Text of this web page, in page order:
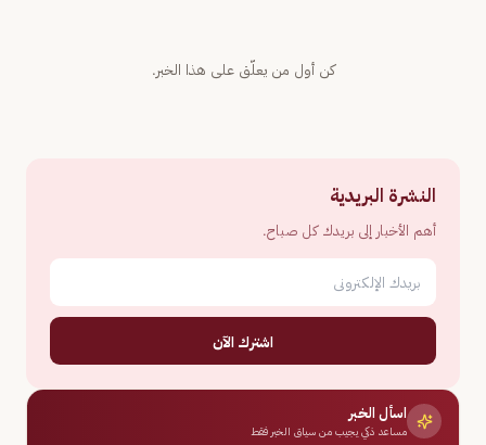
كن أول من يعلّق على هذا الخبر.
النشرة البريدية
أهم الأخبار إلى بريدك كل صباح.
اشترك الآن
اسأل الخبر
مساعد ذكي يجيب من سياق الخبر فقط